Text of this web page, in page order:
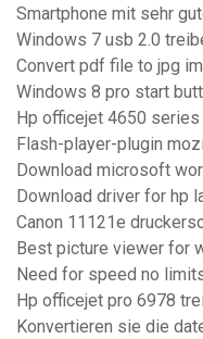
Smartphone mit sehr
Windows 7 usb 2.0
Convert pdf file to jpg
Windows 8 pro start
Hp officejet 4650
Flash-player-plugin
Download microsoft
Download driver for hp
Canon 11121e
Best picture viewer for
Need for speed no
Hp officejet pro 6978
Konvertieren sie die